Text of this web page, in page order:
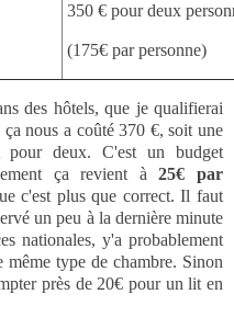
350 € pour deux
(175€ par personne)
des hôtels, que je qualifierai
nous a coûté 370 €, soit une
pour deux. C'est un budget
ça revient à25€ par
c'est plus que correct. Il faut
un peu à la dernière minute
nationales, y'a probablement
type de chambre. Sinon
près de 20€ pour un lit en